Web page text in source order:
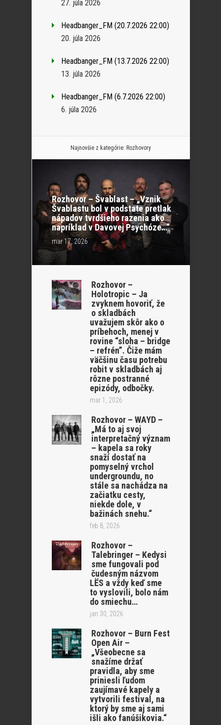
27. júla 2026
Headbanger_FM (20.7.2026 22:00)
20. júla 2026
Headbanger_FM (13.7.2026 22:00)
13. júla 2026
Headbanger_FM (6.7.2026 22:00)
6. júla 2026
Najnovšie z kategórie: Rozhovory
Rozhovor – Švablast – „Vznik
Švablastu bol v podstate pretlak
nápadov tvrdšieho razenia ako
napríklad v Davovej Psychóze…“
mar 17, 2026
Rozhovor –
Holotropic – Ja
zvyknem hovoriť, že
o skladbách
uvažujem skôr ako o
príbehoch, menej v
rovine “sloha – bridge
– refrén”. Čiže mám
väčšinu času potrebu
robit v skladbách aj
rôzne postranné
epizódy, odbočky.
mar 1, 2026
Rozhovor – WAYD –
„Má to aj svoj
interpretačný význam
– kapela sa roky
snaží dostať na
pomyselný vrchol
undergroundu, no
stále sa nachádza na
začiatku cesty,
niekde dole, v
bažinách snehu.“
feb 8, 2026
Rozhovor –
Talebringer – Kedysi
sme fungovali pod
čudesným názvom
LËS a vždy keď sme
to vyslovili, bolo nám
do smiechu…
jan 30, 2026
Rozhovor – Burn Fest
Open Air –
„Všeobecne sa
snažíme držať
pravidla, aby sme
priniesli ľudom
zaujímavé kapely a
vytvorili festival, na
ktorý by sme aj sami
išli ako fanúšikovia.“